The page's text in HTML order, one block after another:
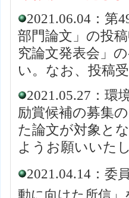
2021.06.04：第
部門論文」の投
究論文発表会」
い。なお、投稿
2021.05.27：環
励賞候補の募集
た論文が対象と
ようお願いいた
2021.04.14：委
動に向けた所信」